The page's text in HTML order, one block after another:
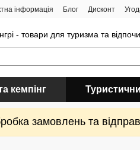
інформація Блог Дисконт
- товари для туризма та
кемпінг
замовлень та